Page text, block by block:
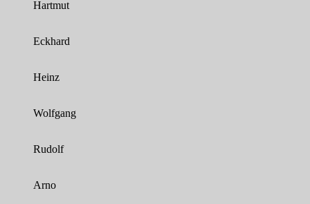
Hartmut
Eckhard
Heinz
Wolfgang
Rudolf
Arno